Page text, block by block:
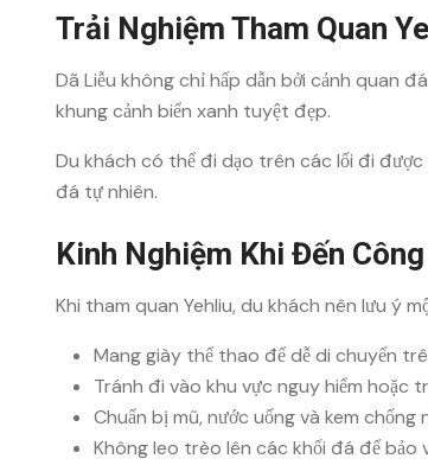
Trải Nghiệm Tham Quan
Dã Liễu không chỉ hấp dẫn bởi cảnh quan
khung cảnh biển xanh tuyệt đẹp.
Du khách có thể đi dạo trên các lối đi được
đá tự nhiên.
Kinh Nghiệm Khi Đến
Khi tham quan Yehliu, du khách nên lưu ý
Mang giày thể thao để dễ di chuyển
Tránh đi vào khu vực nguy hiểm hoặc
Chuẩn bị mũ, nước uống và kem chống
Không leo trèo lên các khối đá để bảo